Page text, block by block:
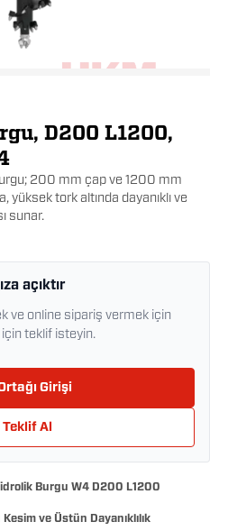
D200 L1200,
200 mm çap ve 1200 mm
yüksek tork altında dayanıklı ve
sunar.
açıktır
ve online sipariş vermek için
için teklif isteyin.
Girişi
Teklif Al
Burgu W4 D200 L1200
ve Üstün Dayanıklılık